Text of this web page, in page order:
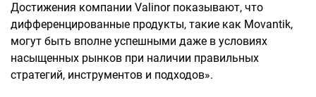
Достижения компании Valinor показывают, что
дифференцированные продукты, такие как Movantik,
могут быть вполне успешными даже в условиях
насыщенных рынков при наличии правильных
стратегий, инструментов и подходов».